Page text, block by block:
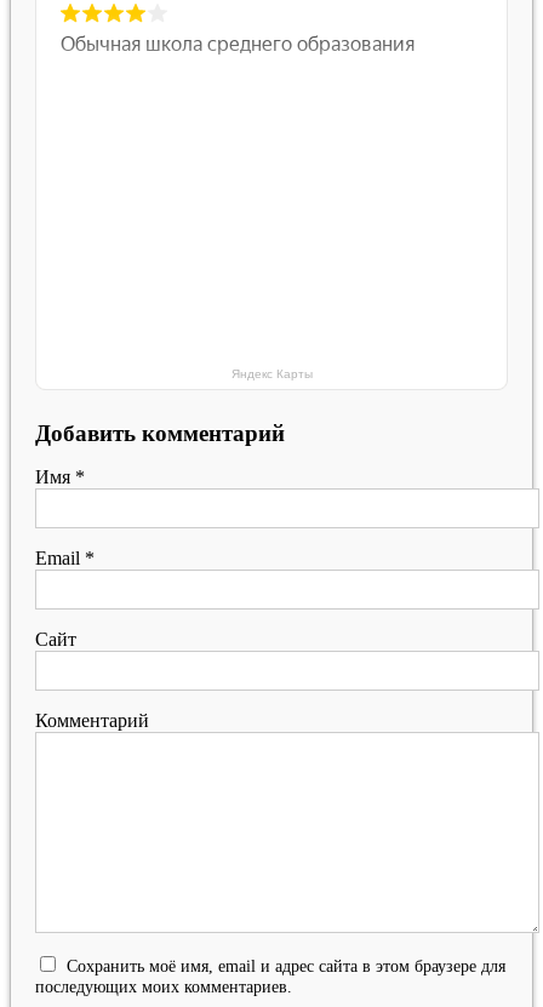
Яндекс Карты
Добавить комментарий
Имя *
Email *
Сайт
Комментарий
Сохранить моё имя, email и адрес сайта в этом браузере для
последующих моих комментариев.